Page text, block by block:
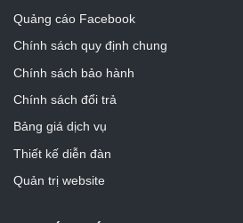
Quảng cáo Facebook
Chính sách quy định chung
Chính sách bảo hành
Chính sách đổi trả
Bảng giá dịch vụ
Thiết kế diễn đàn
Quản trị website